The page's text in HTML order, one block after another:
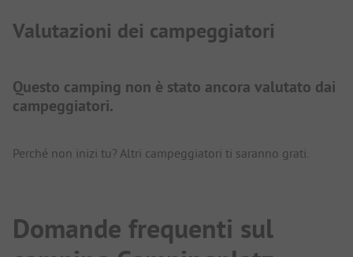
Valutazioni dei campeggiatori
Questo camping non è stato ancora valutato dai
campeggiatori.
Perché non inizi tu? Altri campeggiatori ti saranno grati.
Domande frequenti sul